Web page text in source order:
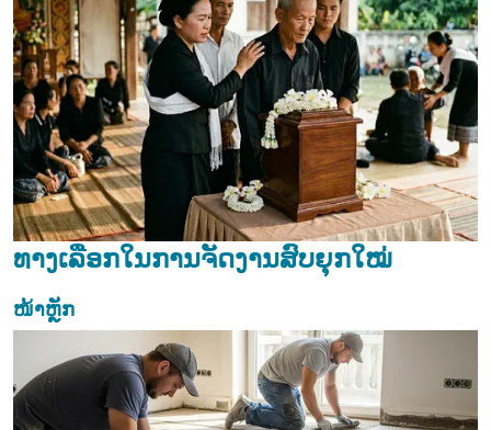
ທາງເລືອກໃນການຈັດງານສົບຍຸກໃໝ່
ໜ້າຫຼັກ